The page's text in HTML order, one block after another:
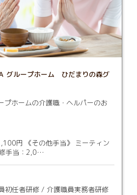
グループホーム ひだまりの森グ
プホームの介護職・ヘルパーのお
円 《その他手当》 ミーティン
手当：2,0…
初任者研修 / 介護職員実務者研修